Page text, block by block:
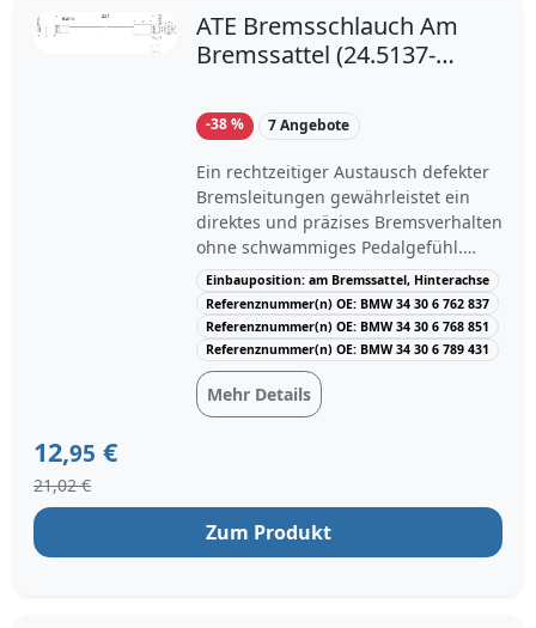
bei Motointegrator.
ATE Bremsschlauch Am
Bremssattel (24.5137-
X1
-38 % 7 Angebote
Ein rechtzeitiger Austausch defekter
Bremsleitungen gewährleistet ein
direktes und präzises Bremsverhalten
ohne schwammiges Pedalgefühl.
Bremsleitungen transportieren die
Bremsflüssigkeit unter hohem Druck
von bis zu 180 bar zu den
Radbremsen.Der Bremsschlauch ATE
24.5137-0221.3 hat eine Länge von
221 mm, eine Gewindegröße von M10
mit einer Gewindesteigung von 1 mm
Ersatzteil ist unter anderem
kompatibel mit BMW 1 Coupe, BMW 3
Einbauposition: am Bremssattel, Hinterachse
Referenznummer(n) OE: BMW 34 30 6 762 837
Referenznummer(n) OE: BMW 34 30 6 768 851
Referenznummer(n) OE: BMW 34 30 6 789 431
Mehr Details
12,95 €
21,02 €
Zum Produkt